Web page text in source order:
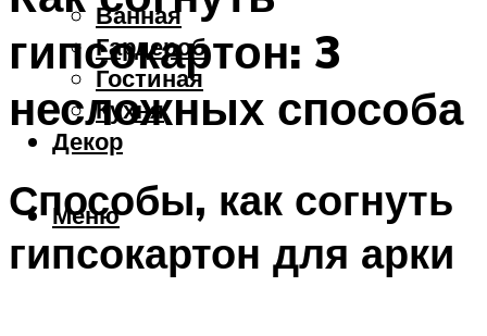
Ванная
Гардероб
Гостиная
Кухня
Декор
Меню
гипсокартон: 3
несложных способа
Способы, как согнуть
гипсокартон для арки